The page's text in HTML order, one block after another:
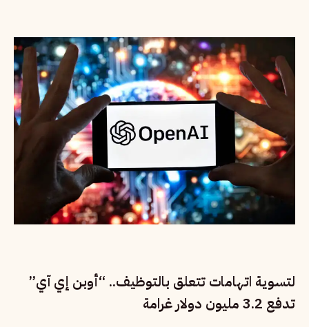
لتسوية اتهامات تتعلق بالتوظيف.. “أوبن إي آي”
تدفع 3.2 مليون دولار غرامة